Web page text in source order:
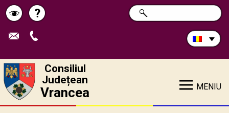
Schimbă
contrastul
Pagina
de
?
Caută
în
CAUTĂ
Consiliul
Județean
Vrancea MENIU